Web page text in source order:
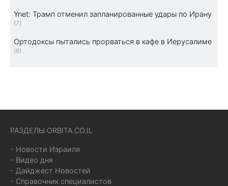
Ynet: Трамп отменил запланированные удары по Ирану
(7)
Ортодоксы пытались прорваться в кафе в Иерусалиме
(6)
РАЗДЕЛЫ ORBITA.CO.IL
- Новости Израиля
- Видео дня
- Дайджест Новостей
- Справочник специалистов